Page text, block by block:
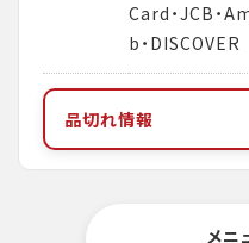
Card・JCB・
b・DISCOVER
品切れ情報
メニ